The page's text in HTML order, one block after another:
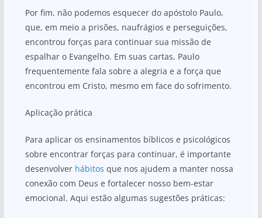
Por fim, não podemos esquecer do apóstolo Paulo,
que, em meio a prisões, naufrágios e perseguições,
encontrou forças para continuar sua missão de
espalhar o Evangelho. Em suas cartas, Paulo
frequentemente fala sobre a alegria e a força que
encontrou em Cristo, mesmo em face do sofrimento.
Aplicação prática
Para aplicar os ensinamentos bíblicos e psicológicos
sobre encontrar forças para continuar, é importante
desenvolver hábitos que nos ajudem a manter nossa
conexão com Deus e fortalecer nosso bem-estar
emocional. Aqui estão algumas sugestões práticas: